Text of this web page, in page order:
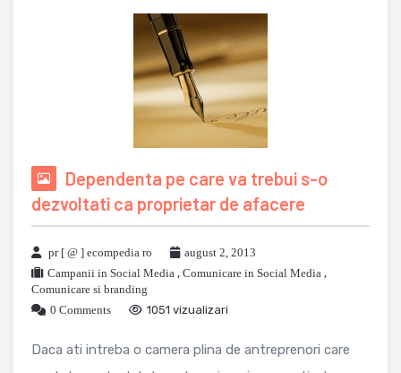
Dependenta pe care va trebui s-o
dezvoltati ca proprietar de afacere
pr [ @ ] ecompedia ro
august 2, 2013
Campanii in Social Media , Comunicare in Social Media ,
Comunicare si branding
0 Comments
1051 vizualizari
Daca ati intreba o camera plina de antreprenori care